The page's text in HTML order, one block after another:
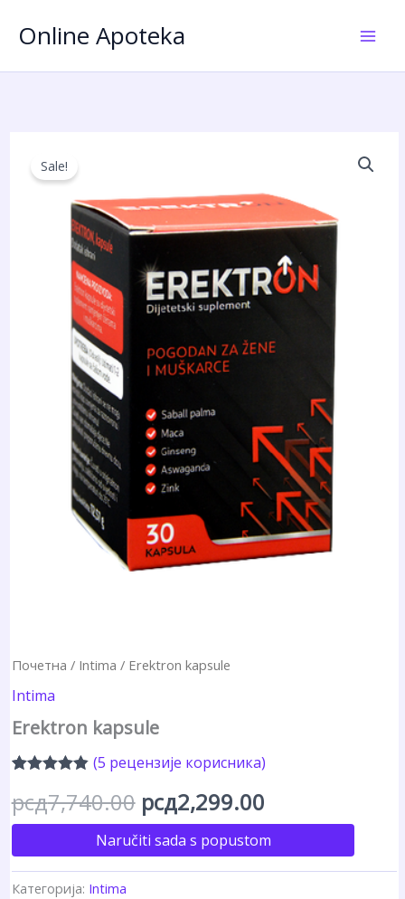
Online Apoteka
Sale!
Почетна / Intima / Erektron kapsule
Intima
Erektron kapsule
4.80од 5 на
основу
оцена
(5 рецензије корисника)
рсд7,740.00 Оригинална
цена
је
рсд2,299.00Тренутна
цена
је:
Naručiti sada s popustom
Категорија: Intima